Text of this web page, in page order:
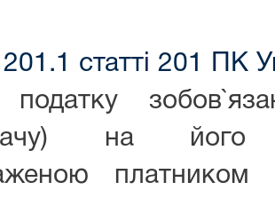
201.1 статті 201 ПК
податку
на його
платником